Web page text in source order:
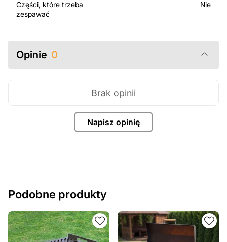
Części, które trzeba
zespawać
Nie
Opinie 0
Napisz opinię
Brak opinii
Podobne produkty